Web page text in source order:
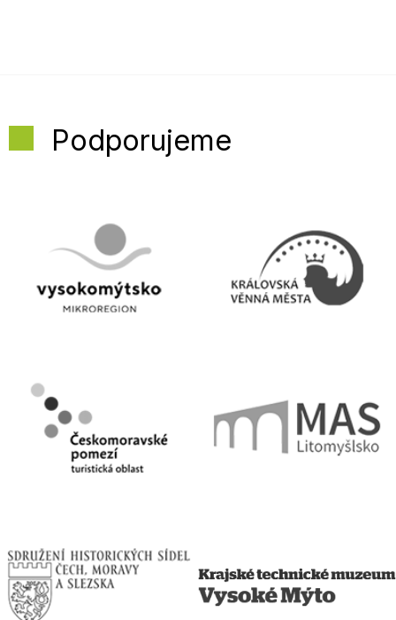
Podporujeme